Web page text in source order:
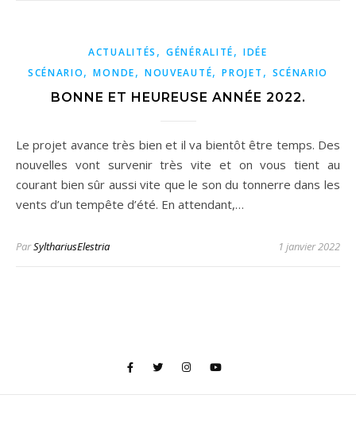
ACTUALITÉS ,GÉNÉRALITÉ,IDÉE
SCÉNARIO,MONDE, NOUVEAUTÉ,PROJET , SCÉNARIO
BONNE ET HEUREUSE ANNÉE 2022.
Le projet avance très bien et il va bientôt être temps. Des
nouvelles vont survenir très vite et on vous tient au
courant bien sûr aussi vite que le son du tonnerre dans les
vents d’un tempête d’été. En attendant,…
ParSylthariusElestria 1 janvier 2022